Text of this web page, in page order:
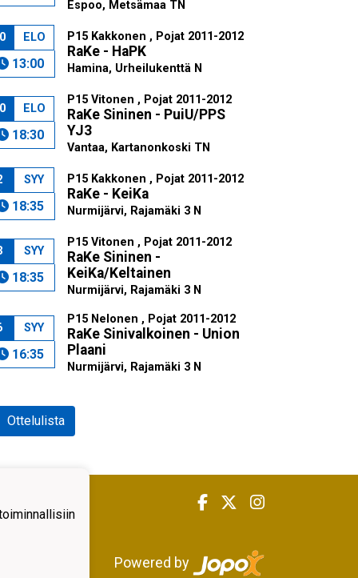
Espoo, Metsämaa TN
ELO
13:00
P15 Kakkonen , Pojat 2011-2012
RaKe - HaPK
Hamina, Urheilukenttä N
ELO
18:30
P15 Vitonen , Pojat 2011-2012
RaKe Sininen - PuiU/PPS
YJ3
Vantaa, Kartanonkoski TN
SYY
18:35
P15 Kakkonen , Pojat 2011-2012
RaKe - KeiKa
Nurmijärvi, Rajamäki 3 N
SYY
18:35
P15 Vitonen , Pojat 2011-2012
RaKe Sininen -
KeiKa/Keltainen
Nurmijärvi, Rajamäki 3 N
SYY
16:35
P15 Nelonen , Pojat 2011-2012
RaKe Sinivalkoinen - Union
Plaani
Nurmijärvi, Rajamäki 3 N
Ottelulista
Powered by